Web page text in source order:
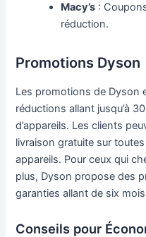
Macy’s :
réduction.
Promotions Dyson
Les promotions de Dyson
réductions allant jusqu’à
d’appareils. Les clients
livraison gratuite sur
appareils. Pour ceux qui
plus, Dyson propose des
garanties allant de six
Conseils pour